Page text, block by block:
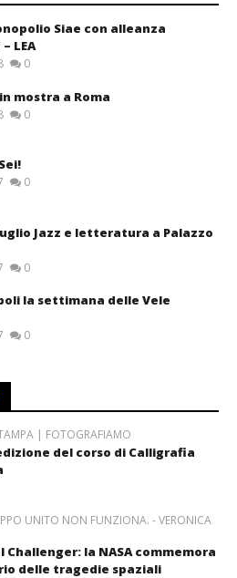
Siae con alleanza
LEA
0
mostra a Roma
0
0
Jazz e letteratura a Palazzo
0
la settimana delle Vele
0
| FOTOGRAFIAMO
del corso di Calligrafia
UNITO NON FUNZIONA. - VERONICA
Challenger: la NASA commemora
delle tragedie spaziali